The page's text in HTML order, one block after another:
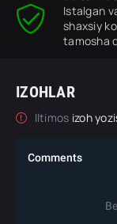
Istalgan
shaxsiy
tamosha
IZOHLAR
Iltimos izoh